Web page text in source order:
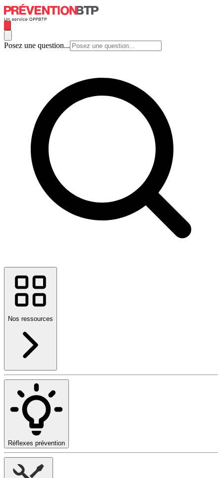
Posez une question...
Nos ressources
Réflexes prévention